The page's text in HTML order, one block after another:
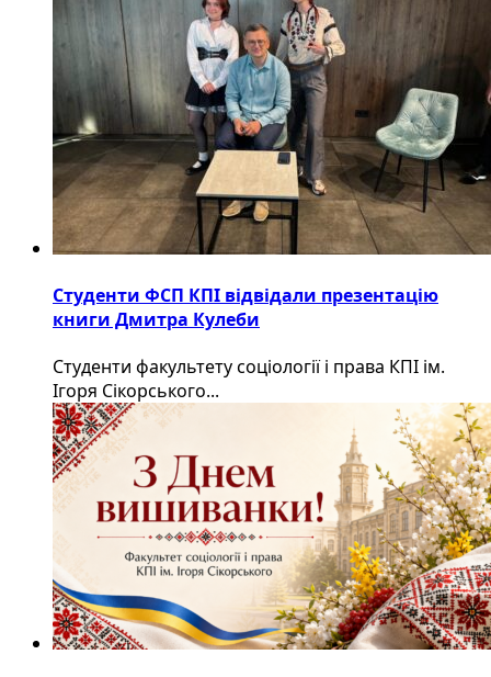
Студенти ФСП КПІ відвідали презентацію
книги Дмитра Кулеби
Студенти факультету соціології і права КПІ ім.
Ігоря Сікорського...